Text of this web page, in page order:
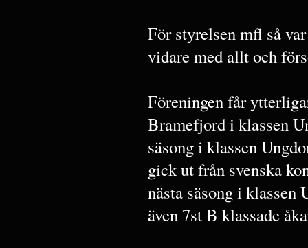
För styrelsen mfl så
vidare med allt och
Föreningen får
Bramefjord i klassen
säsong i klassen
gick ut från svenska
nästa säsong i
även 7st B klassade